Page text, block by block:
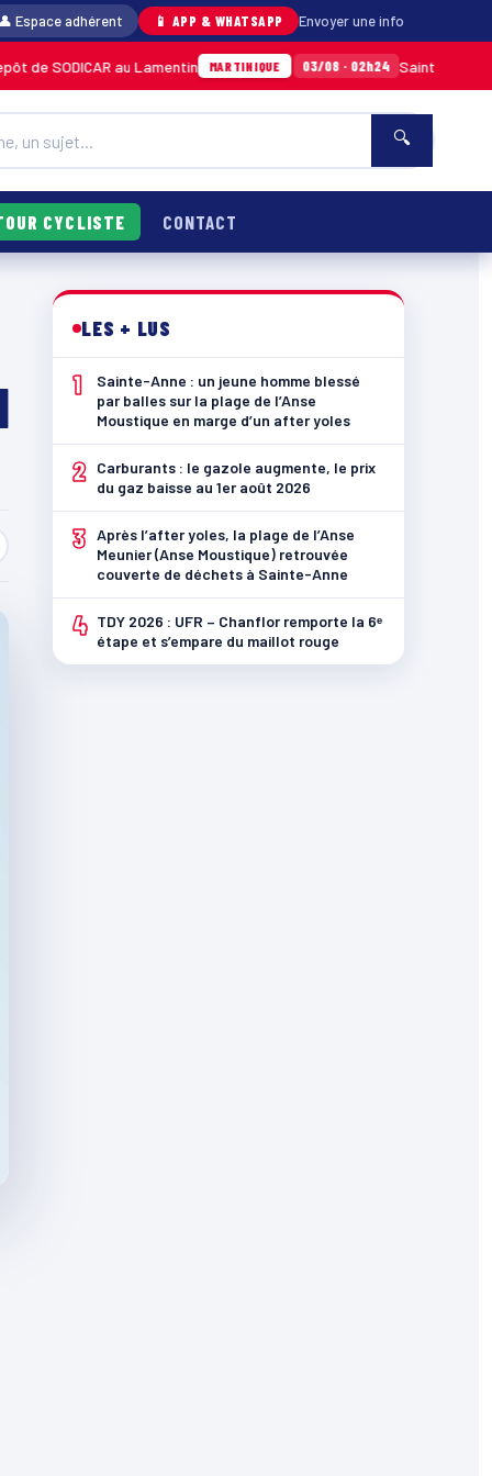
Espace adhérent 📱 APP & WHATSAPP Envoyer une info
au Lamentin MARTINIQUE 03/08 · 02h24 Sainte-Anne : un jeune
🔍
CYCLISTE CONTACT
LES + LUS
1
Sainte-Anne : un jeune homme blessé
par balles sur la plage de l’Anse
Moustique en marge d’un after yoles
2
Carburants : le gazole augmente, le prix
du gaz baisse au 1er août 2026
3 Après l’after yoles, la plage de l’Anse
Meunier (Anse Moustique) retrouvée
couverte de déchets à Sainte-Anne
4 TDY 2026 : UFR – Chanflor remporte la 6ᵉ
étape et s’empare du maillot rouge